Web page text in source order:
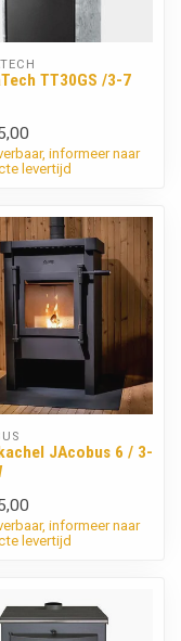
TT30GS /3-7
informeer naar
levertijd
JAcobus 6 / 3-
informeer naar
levertijd